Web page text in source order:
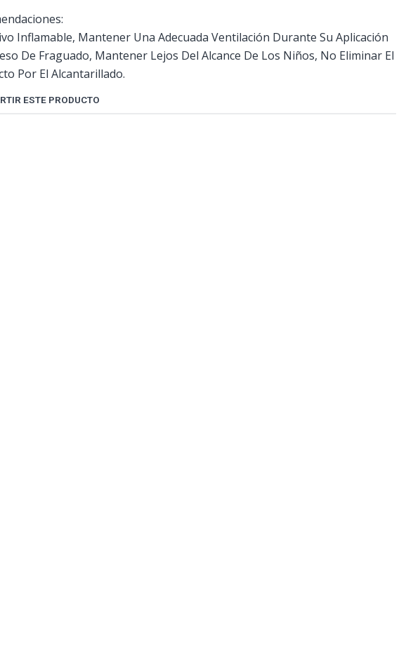
Inflamable, Mantener Una Adecuada Ventilación Durante Su Aplicación
De Fraguado, Mantener Lejos Del Alcance De Los Niños, No Eliminar El
Por El Alcantarillado.
ESTE PRODUCTO